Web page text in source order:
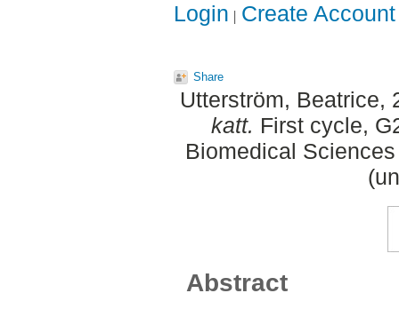
Login Create Account
Share
Utterström, Beatrice,
katt. First cycle,
Biomedical
Abstract